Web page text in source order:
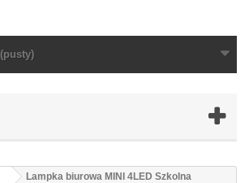
(pusty)
Lampka biurowa MINI 4LED Szkolna